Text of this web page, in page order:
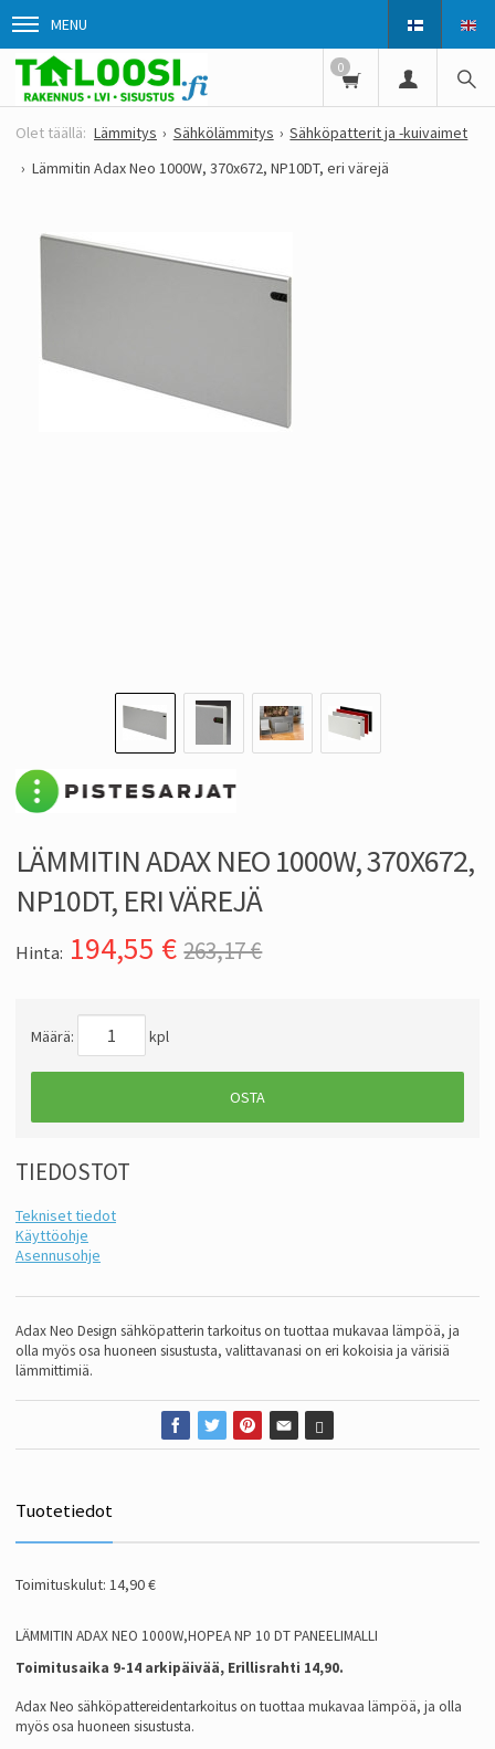
MENU
0
Lämmitys Sähkölämmitys
Sähköpatterit ja -kuivaimet
Lämmitin Adax Neo 1000W, 370x672, NP10DT, eri värejä
LÄMMITIN ADAX NEO 1000W, 370X672,
NP10DT, ERI VÄREJÄ
Hinta: 194,55 € 263,17 €
Määrä: kpl
OSTA
TIEDOSTOT
Tekniset tiedot
Käyttöohje
Asennusohje
Adax Neo Design sähköpatterin tarkoitus on tuottaa mukavaa lämpöä, ja
olla myös osa huoneen sisustusta, valittavanasi on eri kokoisia ja värisiä
lämmittimiä.
Tuotetiedot
Toimituskulut: 14,90 €
LÄMMITIN ADAX NEO 1000W,HOPEA NP 10 DT PANEELIMALLI
Toimitusaika 9-14 arkipäivää, Erillisrahti 14,90.
Adax Neo sähköpattereidentarkoitus on tuottaa mukavaa lämpöä, ja olla
myös osa huoneen sisustusta.